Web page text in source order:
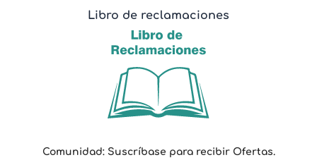
Libro de reclamaciones
u
Comunidad: Suscríbase para recibir Ofertas.